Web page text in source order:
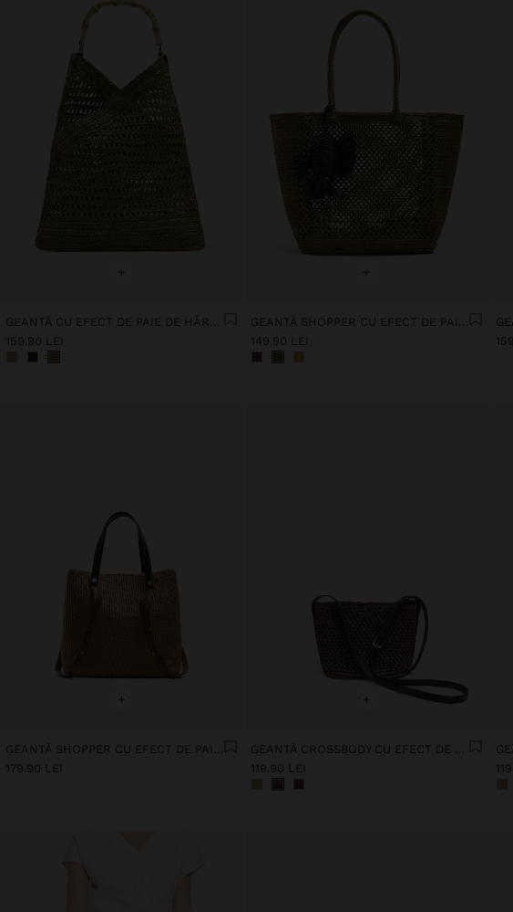
+
GEANTĂ CU EFECT DE PAIE DE HÂRTIE CU BAMBUS
159.90 LEI
+
GEANTĂ SHOPPER CU EFECT DE PAIE DE HÂRTIE ȘI PANDANTIV
149.90 LEI
+
179.90 LEI
+
119.90 LEI